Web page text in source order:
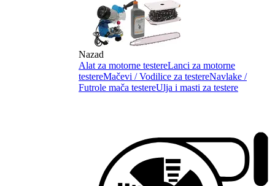
Nazad
Alat za motorne testereLanci za motorne
testereMačevi / Vodilice za testereNavlake /
Futrole mača testereUlja i masti za testere